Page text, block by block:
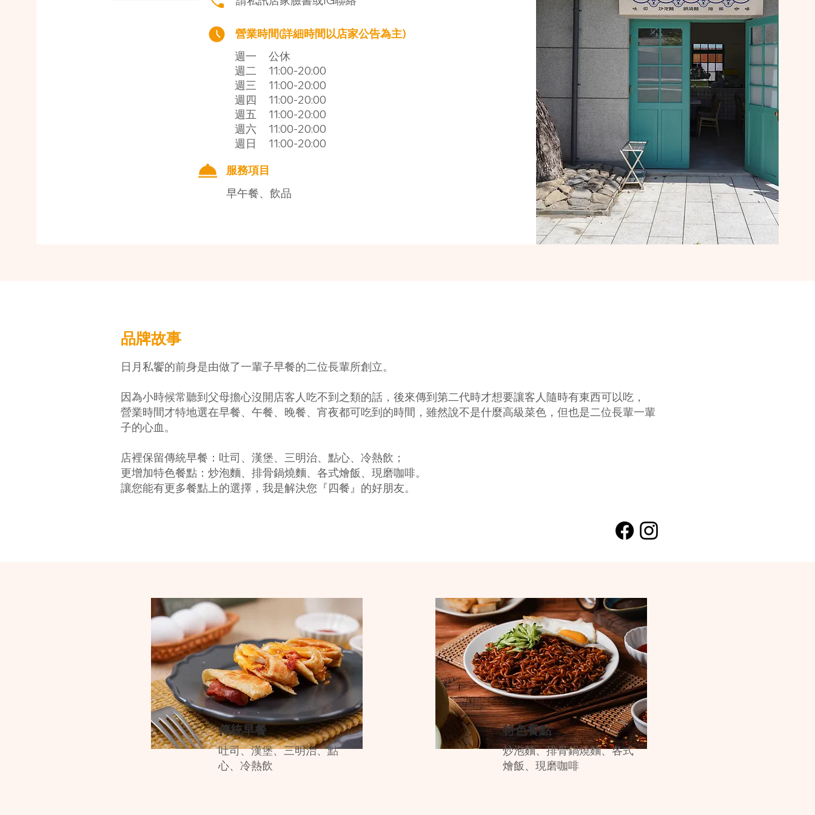
營業時間(詳細時間以店家公告為主)
​週一 公休
​週二 11:00-20:00
​週三 11:00-20:00
​週四 11:00-20:00
​週五 11:00-20:00
​週六 11:00-20:00
​週日 11:00-20:00
服務項目
早午餐、飲品
品牌故事
日月私饗的前身是由做了一輩子早餐的二位長輩所創立。
因為小時候常聽到父母擔心沒開店客人吃不到之類的話， 後來傳到第二代時才想要讓客人隨時有東西可以吃，
營業時間才特地選在早餐、午餐、晚餐、宵夜都可吃到的時間， 雖然說不是什麼高級菜色， 但也是二位長輩一輩
子的心血。
店裡保留傳統早餐：吐司、漢堡、三明治、點心、冷熱飲；
更增加特色餐點：炒泡麵、排骨鍋燒麵、各式燴飯、現磨咖啡。
讓您能有更多餐點上的選擇， 我是解決您『四餐』的好朋友。
傳統早餐
吐司、漢堡、三明治、點
心、冷熱飲
特色餐點
炒泡麵、排骨鍋燒麵、各式
燴飯、現磨咖啡